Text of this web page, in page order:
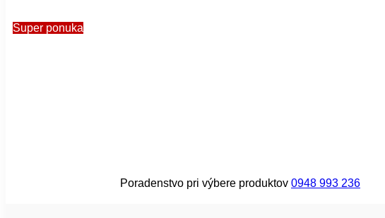
Super ponuka
Poradenstvo pri výbere produktov 0948 993 236